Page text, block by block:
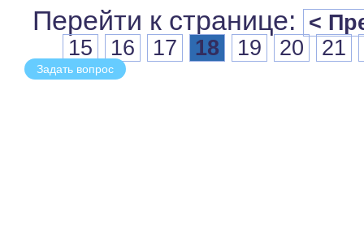
Перейти к странице:
<
15
16 17 18 19 20 21
Задать вопрос